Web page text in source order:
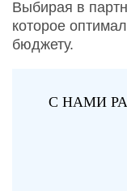
Выбирая в
которое
бюджету.
С НАМИ